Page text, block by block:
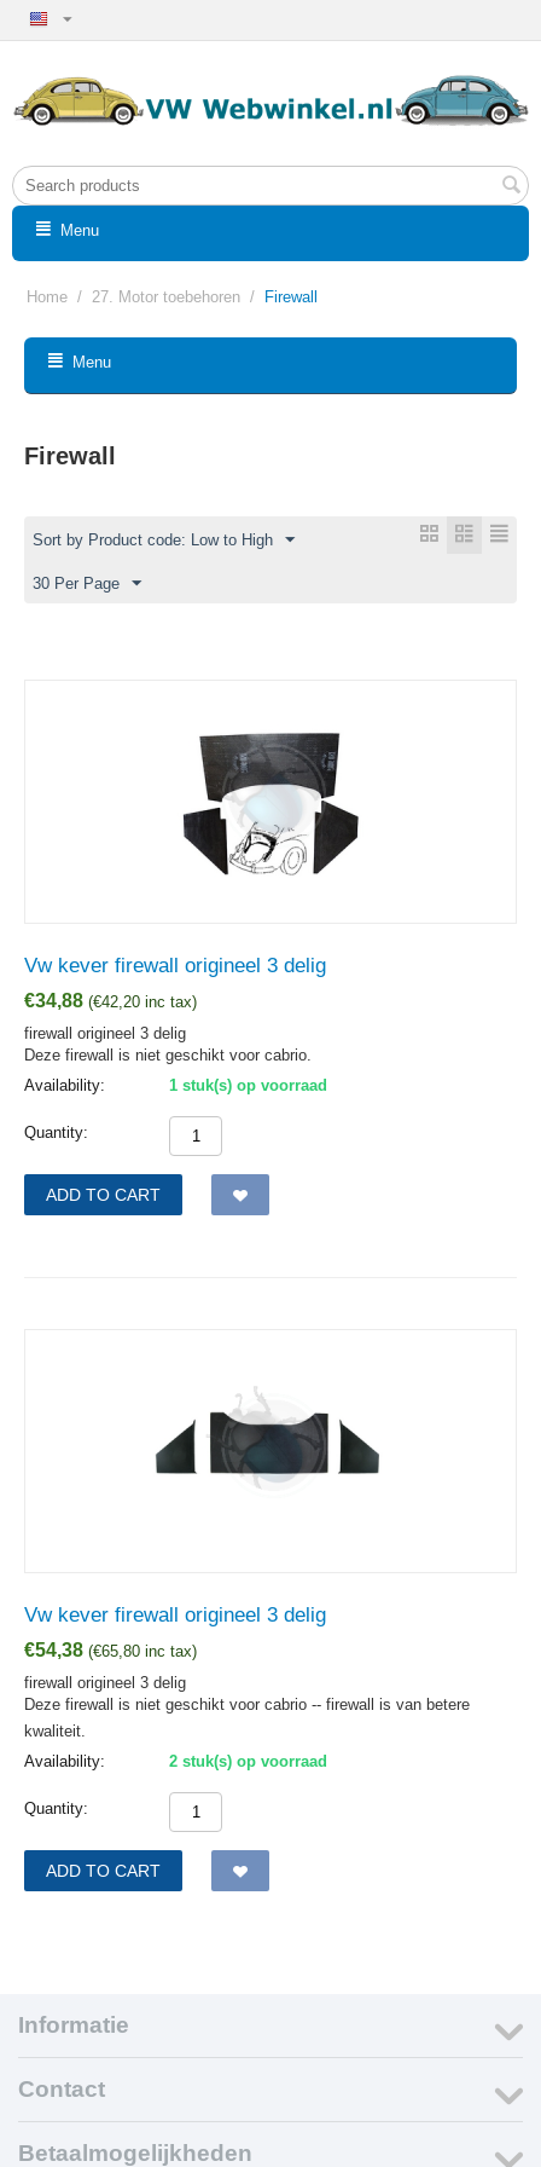
Menu
Home / 27. Motor toebehoren / Firewall
Menu
Firewall
Sort by Product code: Low to High
30 Per Page
Vw kever firewall origineel 3 delig
€34,88 (€42,20 inc tax)
firewall origineel 3 delig
Deze firewall is niet geschikt voor cabrio.
Availability:
1 stuk(s) op voorraad
Quantity:
ADD TO CART
Vw kever firewall origineel 3 delig
€54,38 (€65,80 inc tax)
firewall origineel 3 delig
Deze firewall is niet geschikt voor cabrio -- firewall is van betere
kwaliteit.
Availability:
2 stuk(s) op voorraad
Quantity:
ADD TO CART
Informatie
Contact
Betaalmogelijkheden